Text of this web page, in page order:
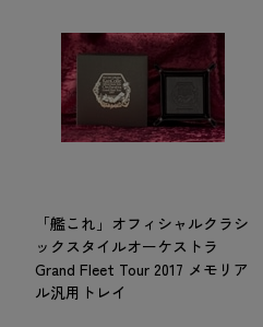
「艦これ」オフィシャルクラシ
ックスタイルオーケストラ
Grand Fleet Tour 2017 メモリア
ル汎用トレイ